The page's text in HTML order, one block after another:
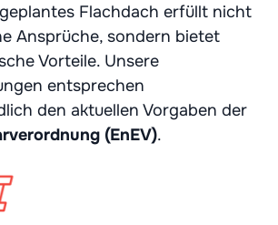
Flachdach erfüllt nicht
Ansprüche, sondern bietet
Vorteile. Unsere
entsprechen
den aktuellen Vorgaben der
(EnEV).